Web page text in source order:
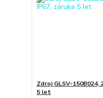
Zdroj GLSV-150B024,
5 let